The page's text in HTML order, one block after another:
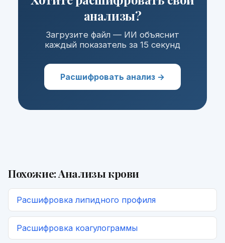
анализы?
Загрузите файл — ИИ объяснит
каждый показатель за 15 секунд
Расшифровать анализ →
Похожие: Анализы крови
Расшифровка липидного профиля
Расшифровка коагулограммы